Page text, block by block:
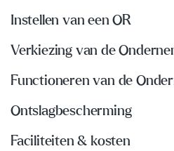
Instellen van een OR
Verkiezing van de
Functioneren van de
Ontslagbescherming
Faciliteiten & kosten